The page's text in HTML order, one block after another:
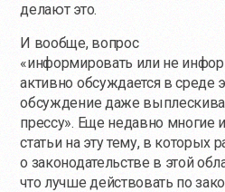
делают это.
И вообще, вопрос
«информировать или не
активно обсуждается в среде
обсуждение даже
прессу». Еще недавно многие
статьи на эту тему, в которых
о законодательстве в этой
что лучше действовать по